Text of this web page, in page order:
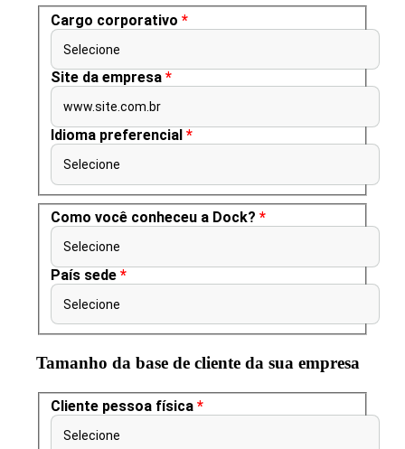
Cargo corporativo *
Selecione
Site da empresa *
www.site.com.br
Idioma preferencial *
Selecione
Como você conheceu a Dock? *
Selecione
País sede *
Selecione
Tamanho da base de cliente da sua empresa
Cliente pessoa física *
Selecione